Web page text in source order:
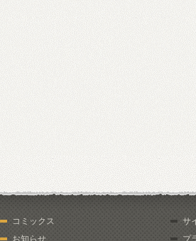
コミックス
お知らせ
サ
プ